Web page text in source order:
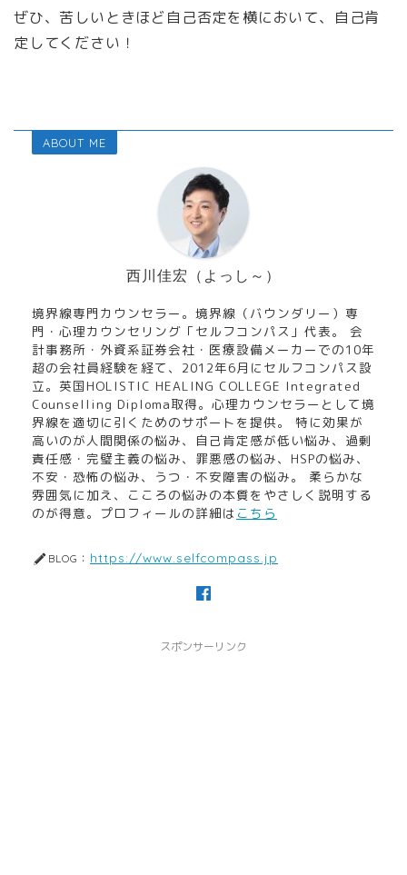
ぜひ、苦しいときほど自己否定を横において、自己肯
定してください！
ABOUT ME
西川佳宏（よっし～）
境界線専門カウンセラー。境界線（バウンダリー）専
門・心理カウンセリング「セルフコンパス」代表。 会
計事務所・外資系証券会社・医療設備メーカーでの10年
超の会社員経験を経て、2012年6月にセルフコンパス設
立。英国HOLISTIC HEALING COLLEGE Integrated
Counselling Diploma取得。心理カウンセラーとして境
界線を適切に引くためのサポートを提供。 特に効果が
高いのが人間関係の悩み、自己肯定感が低い悩み、過剰
責任感・完璧主義の悩み、罪悪感の悩み、HSPの悩み、
不安・恐怖の悩み、うつ・不安障害の悩み。 柔らかな
雰囲気に加え、こころの悩みの本質をやさしく説明する
のが得意。プロフィールの詳細は こちら
BLOG： https://www.selfcompass.jp
スポンサーリンク